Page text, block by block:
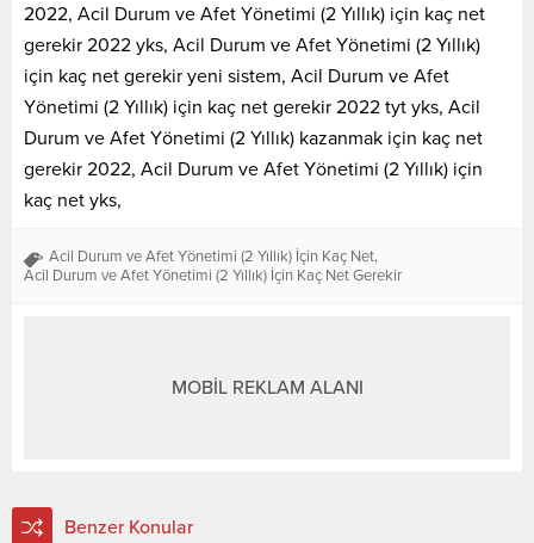
2022, Acil Durum ve Afet Yönetimi (2 Yıllık) için kaç net
gerekir 2022 yks, Acil Durum ve Afet Yönetimi (2 Yıllık)
için kaç net gerekir yeni sistem, Acil Durum ve Afet
Yönetimi (2 Yıllık) için kaç net gerekir 2022 tyt yks, Acil
Durum ve Afet Yönetimi (2 Yıllık) kazanmak için kaç net
gerekir 2022, Acil Durum ve Afet Yönetimi (2 Yıllık) için
kaç net yks,
Acil Durum ve Afet Yönetimi (2 Yıllık) İçin Kaç Net,
Acil Durum ve Afet Yönetimi (2 Yıllık) İçin Kaç Net Gerekir
MOBİL REKLAM ALANI
Benzer Konular